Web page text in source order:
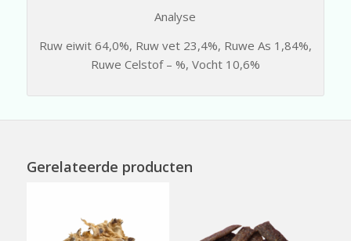
Analyse
Ruw eiwit 64,0%, Ruw vet 23,4%, Ruwe As 1,84%,
Ruwe Celstof – %, Vocht 10,6%
Gerelateerde producten